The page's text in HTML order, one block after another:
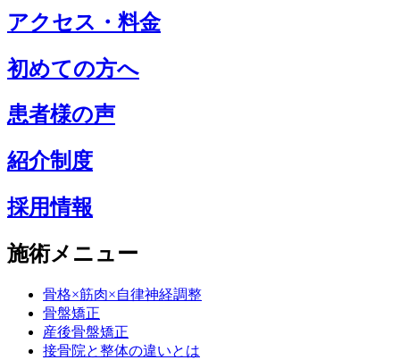
アクセス・料金
初めての方へ
患者様の声
紹介制度
採用情報
施術メニュー
骨格×筋肉×自律神経調整
骨盤矯正
産後骨盤矯正
接骨院と整体の違いとは